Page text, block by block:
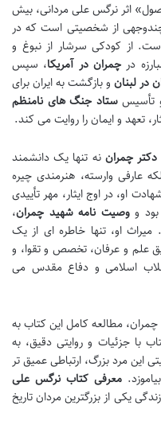
اثر نرگس علی مردانی، بیش
از شخصیتی است که در
از کودکی سرشار از نبوغ و
در چمران در آمریکا، سپس
در لبنان و بازگشت به ایران برای
تأسیسستاد جنگ های نامنظم
تعهد و ایمان را روایت می کند.
چمران نه تنها یک دانشمند
عارفی وارسته، هنرمندی چیره
او، در اوج ایثار، مهر تأییدی
ووصیت نامه شهید چمران،
او، تنها خاطره ای از یک
علم و عرفان، تخصص و تقوا، و
اسلامی و دفاع مقدس می
مطالعه کامل این کتاب به
با جزئیات و روایتی دقیق، به
مرد بزرگ، ارتباطی عمیق تر
معرفی کتاب نرگس علی
یکی از بزرگترین مردان تاریخ